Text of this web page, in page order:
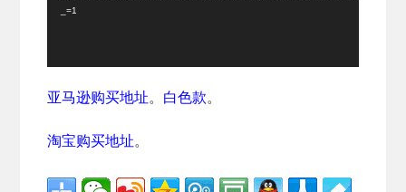
_=1
亚马逊购买地址。 白色款。
淘宝购买地址。